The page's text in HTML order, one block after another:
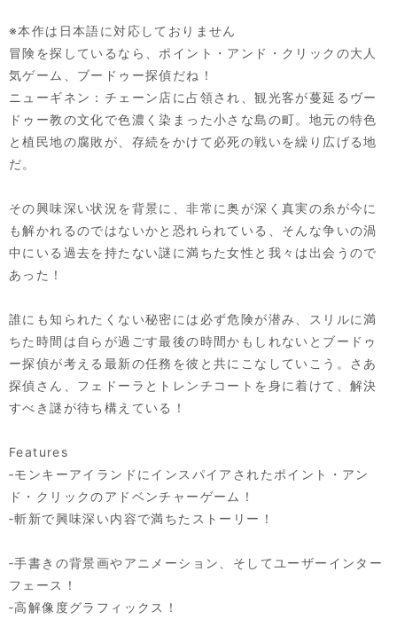
※本作は日本語に対応しておりません
冒険を探しているなら、ポイント・アンド・クリックの大人
気ゲーム、ブードゥー探偵だね！
ニューギネン：チェーン店に占領され、観光客が蔓延るヴー
ドゥー教の文化で色濃く染まった小さな島の町。地元の特色
と植民地の腐敗が、存続をかけて必死の戦いを繰り広げる地
だ。
その興味深い状況を背景に、非常に奥が深く真実の糸が今に
も解かれるのではないかと恐れられている、そんな争いの渦
中にいる過去を持たない謎に満ちた女性と我々は出会うので
あった！
誰にも知られたくない秘密には必ず危険が潜み、スリルに満
ちた時間は自らが過ごす最後の時間かもしれないとブードゥ
ー探偵が考える最新の任務を彼と共にこなしていこう。さあ
探偵さん、フェドーラとトレンチコートを身に着けて、解決
すべき謎が待ち構えている！
Features
‐モンキーアイランドにインスパイアされたポイント・アン
ド・クリックのアドベンチャーゲーム！
‐斬新で興味深い内容で満ちたストーリー！
‐手書きの背景画やアニメーション、そしてユーザーインター
フェース！
‐高解像度グラフィックス！